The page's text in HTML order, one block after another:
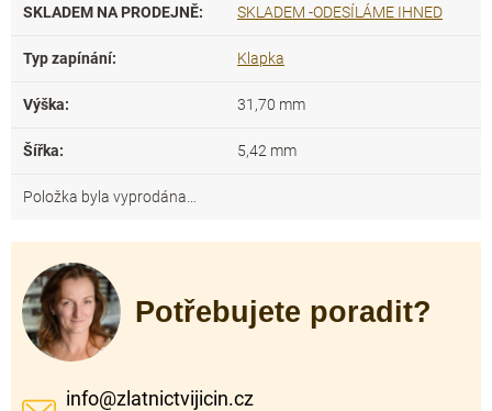
SKLADEM NA PRODEJNĚ: SKLADEM -ODESÍLÁME IHNED
Typ zapínání: Klapka
Výška: 31,70 mm
Šířka: 5,42 mm
Položka byla vyprodána…
Potřebujete poradit?
info@zlatnictvijicin.cz